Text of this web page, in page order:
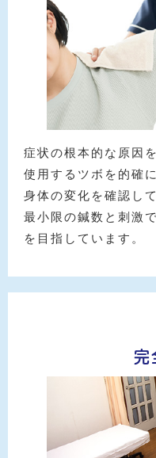
症状の根本的な原因
使用するツボを的確
身体の変化を確認し
最小限の鍼数と刺激
を目指しています。
完